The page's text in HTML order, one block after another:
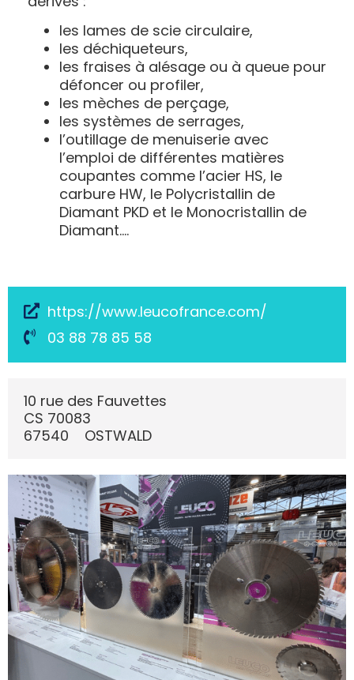
les lames de scie circulaire,
les déchiqueteurs,
les fraises à alésage ou à queue pour
défoncer ou profiler,
les mèches de perçage,
les systèmes de serrages,
l’outillage de menuiserie avec
l’emploi de différentes matières
coupantes comme l’acier HS, le
carbure HW, le Polycristallin de
Diamant PKD et le Monocristallin de
Diamant….
https://www.leucofrance.com/
03 88 78 85 58
10 rue des Fauvettes
CS 70083
67540
OSTWALD